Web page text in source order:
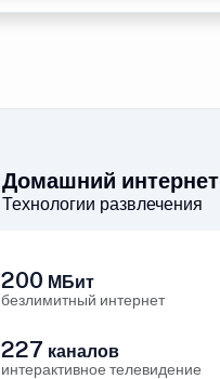
Домашний интернет
Технологии развлечения
200 МБит
безлимитный интернет
227 каналов
интерактивное телевидение